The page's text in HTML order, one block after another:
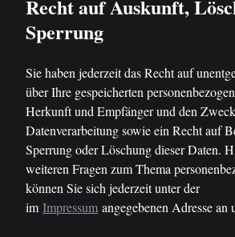
Recht auf Auskunft,
Sperrung
Sie haben jederzeit das Recht auf
über Ihre gespeicherten
Herkunft und Empfänger und den
Datenverarbeitung sowie ein Recht auf
Sperrung oder Löschung dieser Daten.
weiteren Fragen zum Thema
können Sie sich jederzeit unter der
im Impressum angegebenen Adresse an